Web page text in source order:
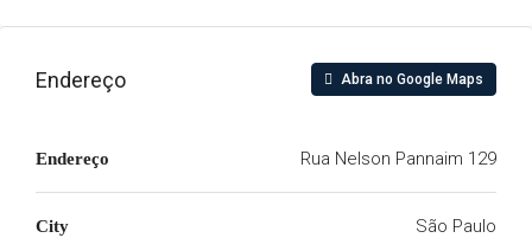
Endereço Abra no Google Maps
Endereço Rua Nelson Pannaim 129
City São Paulo